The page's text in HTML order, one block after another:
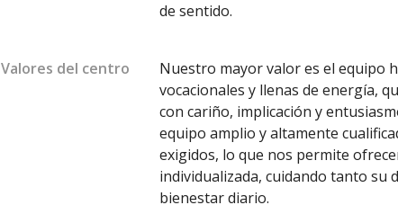
de sentido.
Valores del centro
Nuestro mayor valor es el equipo
vocacionales y llenas de energía,
con cariño, implicación y
equipo amplio y altamente
exigidos, lo que nos permite
individualizada, cuidando tanto su
bienestar diario.